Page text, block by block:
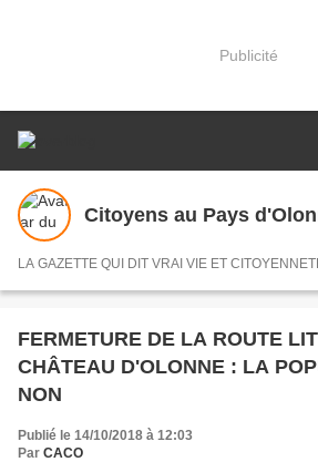
Publicité
Citoyens au Pays
LA GAZETTE QUI DIT VRAI VIE ET
FERMETURE DE LA ROUTE
CHÂTEAU D'OLONNE : LA
NON
Publié le 14/10/2018 à 12:03
Par CACO